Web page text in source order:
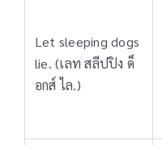
Let sleeping dogs
lie. (เลท สลีปปิง ด็
อกส์ ไล.)